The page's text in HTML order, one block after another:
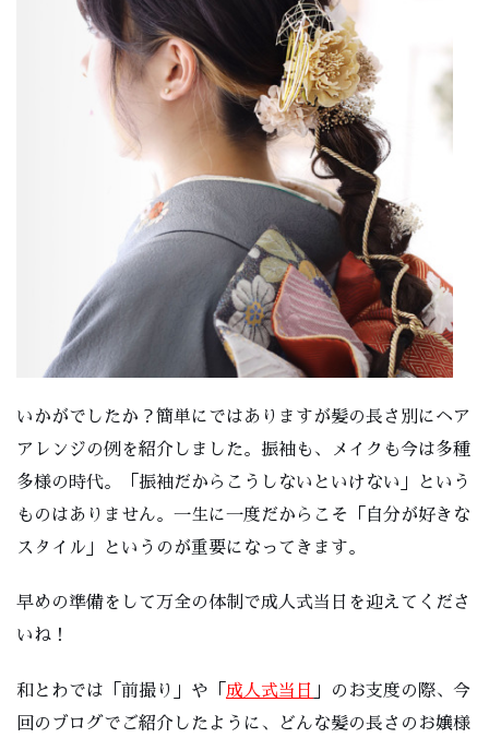
いかがでしたか？簡単にではありますが髪の長さ別にヘア
アレンジの例を紹介しました。振袖も、メイクも今は多種
多様の時代。「振袖だからこうしないといけない」という
ものはありません。一生に一度だからこそ「自分が好きな
スタイル」というのが重要になってきます。
早めの準備をして万全の体制で成人式当日を迎えてくださ
いね！
和とわでは「前撮り」や「 成人式当日
」のお支度の際、今
回のブログでご紹介したように、どんな髪の長さのお嬢様